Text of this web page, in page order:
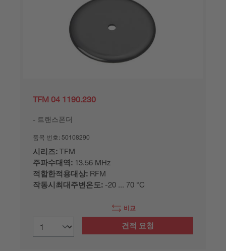
TFM 04 1190.230
트랜스폰더
품목 번호: 50108290
시리즈: TFM
주파수대역: 13.56 MHz
적합한적용대상: RFM
작동시최대주변온도: -20 ... 70 °C
비교
견적 요청